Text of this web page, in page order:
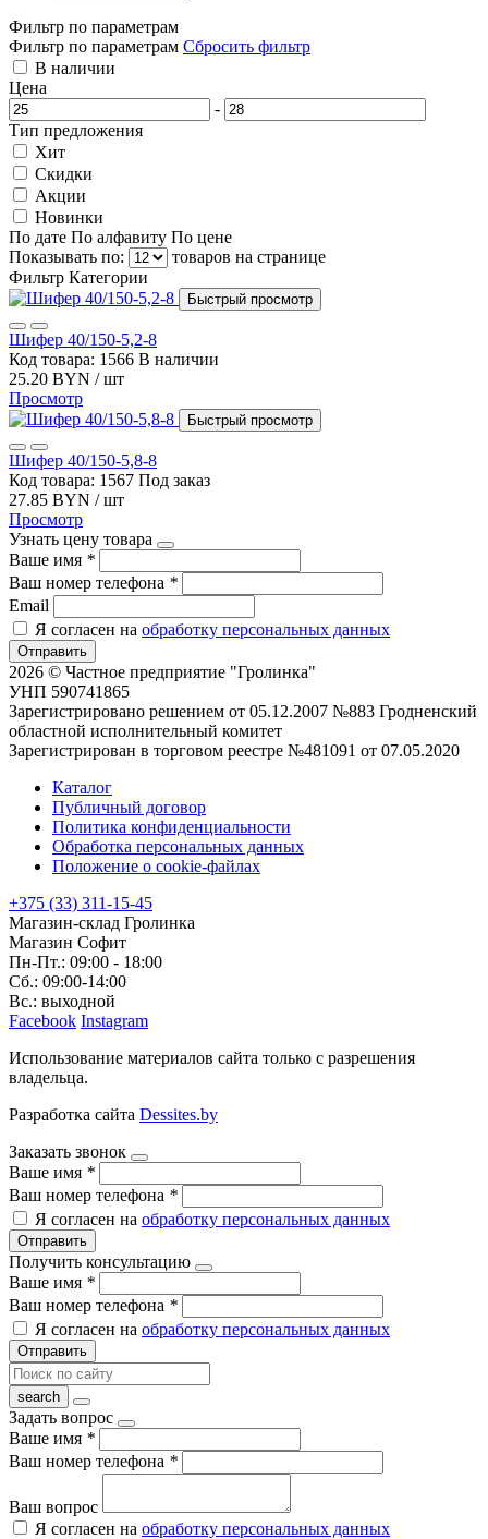
Фильтр по параметрам
Фильтр по параметрам Сбросить фильтр
В наличии
Цена
-
Тип предложения
Хит
Скидки
Акции
Новинки
По дате По алфавиту По цене
Показывать по:
товаров на странице
Фильтр Категории
Быстрый просмотр
Шифер 40/150-5,2-8
Код товара: 1566 В наличии
25.20 BYN / шт
Просмотр
Быстрый просмотр
Шифер 40/150-5,8-8
Код товара: 1567 Под заказ
27.85 BYN / шт
Просмотр
Узнать цену товара
Ваше имя *
Ваш номер телефона *
Email
Я согласен на обработку персональных данных
Отправить
2026 © Частное предприятие "Гролинка"
УНП 590741865
Зарегистрировано решением от 05.12.2007 №883 Гродненский
областной исполнительный комитет
Зарегистрирован в торговом реестре №481091 от 07.05.2020
Каталог
Публичный договор
Политика конфиденциальности
Обработка персональных данных
Положение о cookie-файлах
+375 (33) 311-15-45
Магазин-склад Гролинка
Магазин Софит
Пн-Пт.: 09:00 - 18:00
Сб.: 09:00-14:00
Вс.: выходной
Facebook Instagram
Использование материалов сайта только с разрешения
владельца.
Разработка сайта Dessites.by
Заказать звонок
Ваше имя *
Ваш номер телефона *
Я согласен на обработку персональных данных
Отправить
Получить консультацию
Ваше имя *
Ваш номер телефона *
Я согласен на обработку персональных данных
Отправить
Задать вопрос
Ваше имя *
Ваш номер телефона *
Ваш вопрос
Я согласен на обработку персональных данных